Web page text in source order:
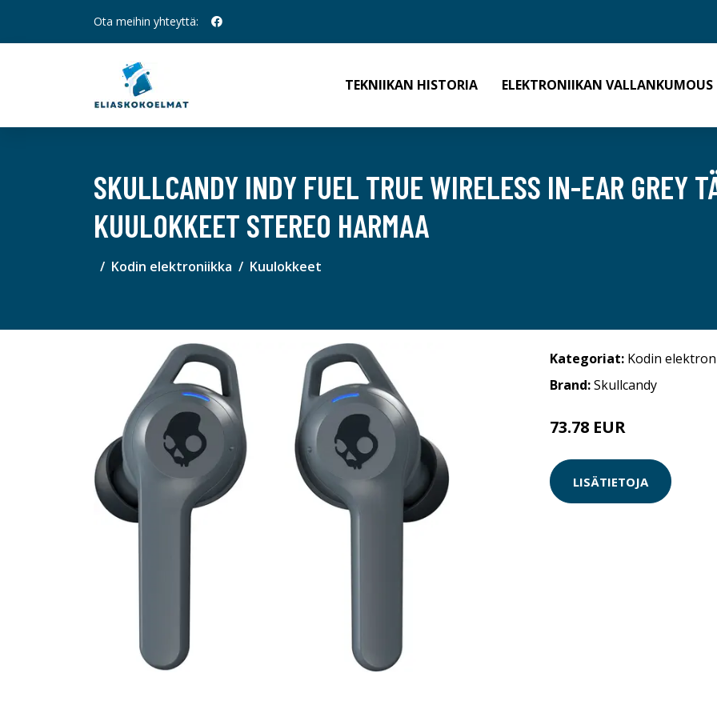
Ota meihin yhteyttä:
TEKNIIKAN HISTORIA ELEKTRONIIKAN VALLANKUMOUS
SKULLCANDY INDY FUEL TRUE WIRELESS IN-EAR GREY
KUULOKKEET STEREO HARMAA
Kodin elektroniikka Kuulokkeet
Kategoriat: Kodin
Brand:Skullcandy
73.78 EUR
LISÄTIETOJA